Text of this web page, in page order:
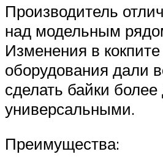
Производитель
над модельным
Изменения в
оборудования дали
сделать байки
универсальными.
Преимущества: